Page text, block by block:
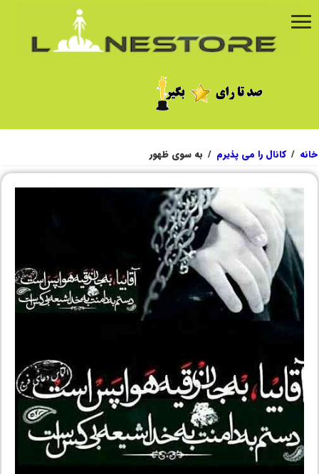
خانه / کانال را می پذیرم / به سوی ظهور